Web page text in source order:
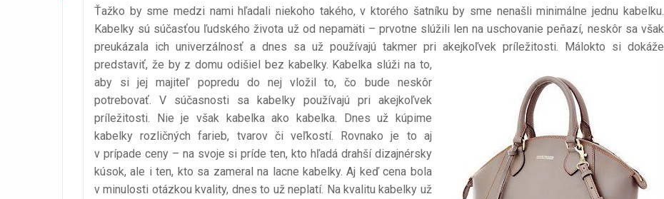
Ťažko by sme medzi nami hľadali niekoho takého, v ktorého šatníku by sme nenašli minimálne jednu kabelku.
Kabelky sú súčasťou ľudského života už od nepamäti – prvotne slúžili len na uschovanie peňazí, neskôr sa však
preukázala ich univerzálnosť a dnes sa už používajú takmer pri akejkoľvek príležitosti. Málokto si dokáže
predstaviť, že by z domu odišiel bez kabelky. Kabelka slúži na to,
aby si jej majiteľ popredu do nej vložil to, čo bude neskôr
potrebovať. V súčasnosti sa kabelky používajú pri akejkoľvek
príležitosti. Nie je však kabelka ako kabelka. Dnes už kúpime
kabelky rozličných farieb, tvarov či veľkostí. Rovnako je to aj
v prípade ceny – na svoje si príde ten, kto hľadá drahší dizajnérsky
kúsok, ale i ten, kto sa zameral na lacne kabelky. Aj keď cena bola
v minulosti otázkou kvality, dnes to už neplatí. Na kvalitu kabelky už